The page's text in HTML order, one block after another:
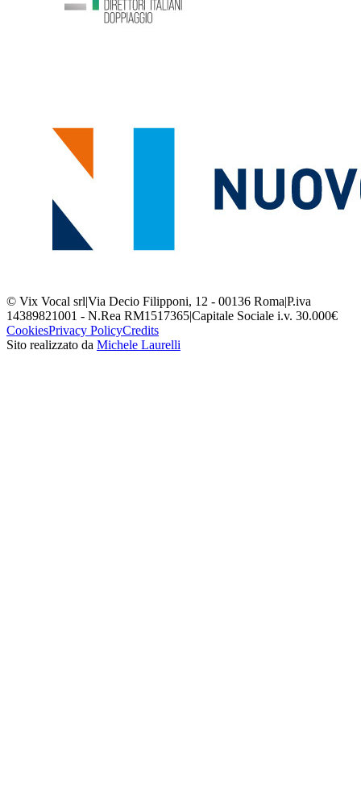
© Vix Vocal srl|Via Decio Filipponi, 12 - 00136 Roma|P.iva
14389821001 - N.Rea RM1517365|Capitale Sociale i.v. 30.000€
CookiesPrivacy PolicyCredits
Sito realizzato da Michele Laurelli